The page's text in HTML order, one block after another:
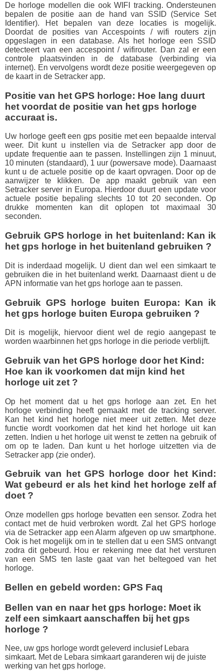
De horloge modellen die ook WIFI tracking. Ondersteunen
bepalen de positie aan de hand van SSID (Service Set
Identifier). Het bepalen van deze locaties is mogelijk.
Doordat de posities van Accespoints / wifi routers zijn
opgeslagen in een database. Als het horloge een SSID
detecteert van een accespoint / wifirouter. Dan zal er een
controle plaatsvinden in de database (verbinding via
internet). En vervolgens wordt deze positie weergegeven op
de kaart in de Setracker app.
Positie van het GPS horloge: Hoe lang duurt
het voordat de positie van het gps horloge
accuraat is.
Uw horloge geeft een gps positie met een bepaalde interval
weer. Dit kunt u instellen via de Setracker app door de
update frequentie aan te passen. Instellingen zijn 1 minuut,
10 minuten (standaard), 1 uur (powersave mode). Daarnaast
kunt u de actuele positie op de kaart opvragen. Door op de
aanwijzer te klikken. De app maakt gebruik van een
Setracker server in Europa. Hierdoor duurt een update voor
actuele positie bepaling slechts 10 tot 20 seconden. Op
drukke momenten kan dit oplopen tot maximaal 30
seconden.
Gebruik GPS horloge in het buitenland: Kan ik
het gps horloge in het buitenland gebruiken ?
Dit is inderdaad mogelijk. U dient dan wel een simkaart te
gebruiken die in het buitenland werkt. Daarnaast dient u de
APN informatie van het gps horloge aan te passen.
Gebruik GPS horloge buiten Europa: Kan ik
het gps horloge buiten Europa gebruiken ?
Dit is mogelijk, hiervoor dient wel de regio aangepast te
worden waarbinnen het gps horloge in die periode verblijft.
Gebruik van het GPS horloge door het Kind:
Hoe kan ik voorkomen dat mijn kind het
horloge uit zet ?
Op het moment dat u het gps horloge aan zet. En het
horloge verbinding heeft gemaakt met de tracking server.
Kan het kind het horloge niet meer uit zetten. Met deze
functie wordt voorkomen dat het kind het horloge uit kan
zetten. Indien u het horloge uit wenst te zetten na gebruik of
om op te laden. Dan kunt u het horloge uitzetten via de
Setracker app (zie onder).
Gebruik van het GPS horloge door het Kind:
Wat gebeurd er als het kind het horloge zelf af
doet ?
Onze modellen gps horloge bevatten een sensor. Zodra het
contact met de huid verbroken wordt. Zal het GPS horloge
via de Setracker app een Alarm afgeven op uw smartphone.
Ook is het mogelijk om in te stellen dat u een SMS ontvangt
zodra dit gebeurd. Hou er rekening mee dat het versturen
van een SMS ten laste gaat van het beltegoed van het
horloge.
Bellen en gebeld worden: GPS Faq
Bellen van en naar het gps horloge: Moet ik
zelf een simkaart aanschaffen bij het gps
horloge ?
Nee, uw gps horloge wordt geleverd inclusief Lebara
simkaart. Met de Lebara simkaart garanderen wij de juiste
werking van het gps horloge.